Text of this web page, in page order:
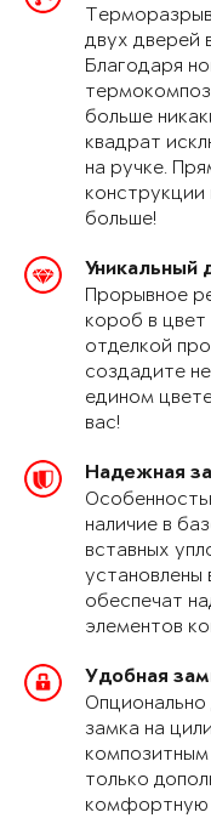
двух дверей
Благодаря
больше
квадрат
на ручке.
больше!
Уникальный
Прорывное
короб в
отделкой
создадите
едином
вас!
Надежная
наличие в
вставных
установлены
обеспечат
элементов
Удобная
Опционально
замка на
только
комфортную